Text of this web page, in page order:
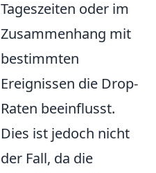
Tageszeiten oder im
Zusammenhang mit
bestimmten
Ereignissen die Drop-
Raten beeinflusst.
Dies ist jedoch nicht
der Fall, da die